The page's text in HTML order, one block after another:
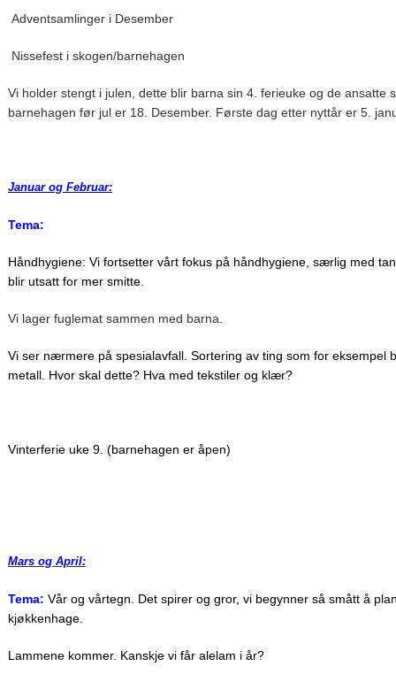
Adventsamlinger i Desember
Nissefest i skogen/barnehagen
Vi holder stengt i julen, dette blir barna sin 4. ferieuke og de ansatte
barnehagen før jul er 18. Desember. Første dag etter nyttår er 5.
Januar og Februar:
Tema:
Håndhygiene: Vi fortsetter vårt fokus på håndhygiene, særlig med
blir utsatt for mer smitte.
Vi lager fuglemat sammen med barna.
Vi ser nærmere på spesialavfall. Sortering av ting som for eksempel
metall. Hvor skal dette? Hva med tekstiler og klær?
Vinterferie uke 9. (barnehagen er åpen)
Mars og April:
Tema: Vår og vårtegn. Det spirer og gror, vi begynner så smått å
kjøkkenhage.
Lammene kommer. Kanskje vi får alelam i år?